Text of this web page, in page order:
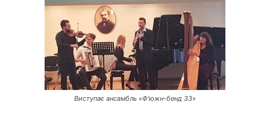
Виступає ансамбль «Ф’южн-бенд 33»